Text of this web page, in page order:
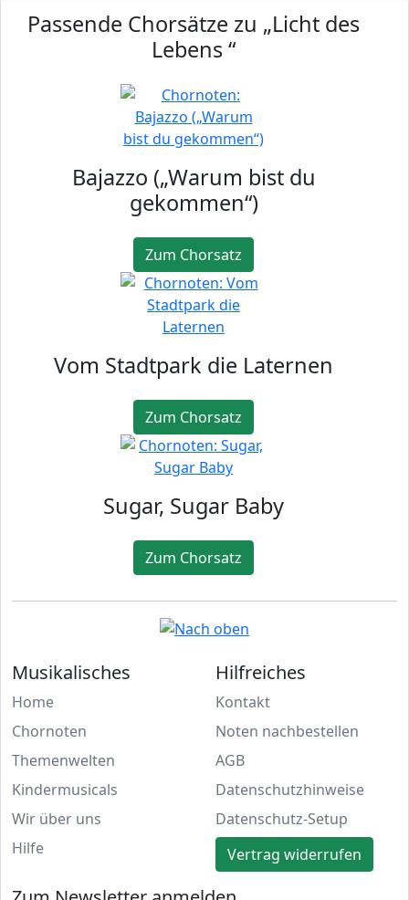
Passende Chorsätze zu „Licht des
Lebens “
Bajazzo („Warum bist du
gekommen“)
Zum Chorsatz
Vom Stadtpark die Laternen
Zum Chorsatz
Sugar, Sugar Baby
Zum Chorsatz
Musikalisches
Home
Chornoten
Themenwelten
Kindermusicals
Wir über uns
Hilfe
Hilfreiches
Kontakt
Noten nachbestellen
AGB
Datenschutzhinweise
Datenschutz-Setup
Vertrag widerrufen